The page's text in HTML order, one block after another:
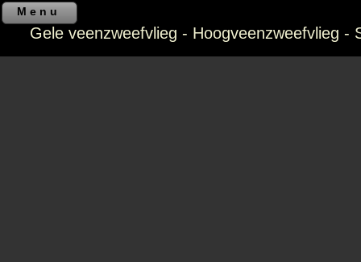
Menu
Gele veenzweefvlieg - Hoogveenzweefvlieg -